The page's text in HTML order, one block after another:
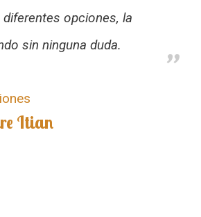
opciones, la
sin ninguna duda.
Itian